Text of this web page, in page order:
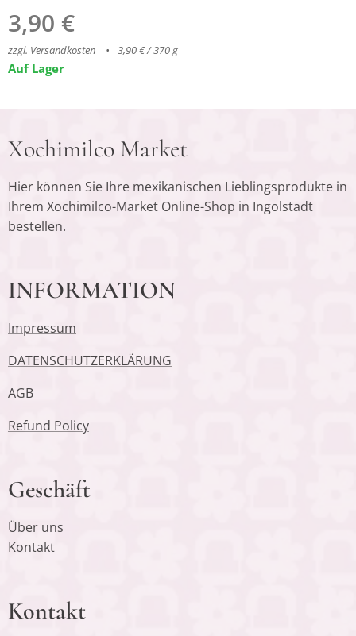
3,90 €
zzgl. Versandkosten 3,90 € / 370 g
Auf Lager
Xochimilco Market
Hier können Sie Ihre mexikanischen Lieblingsprodukte in
Ihrem Xochimilco-Market Online-Shop in Ingolstadt
bestellen.
INFORMATION
Impressum
DATENSCHUTZERKLÄRUNG
AGB
Refund Policy
Geschäft
Über uns
Kontakt
Kontakt